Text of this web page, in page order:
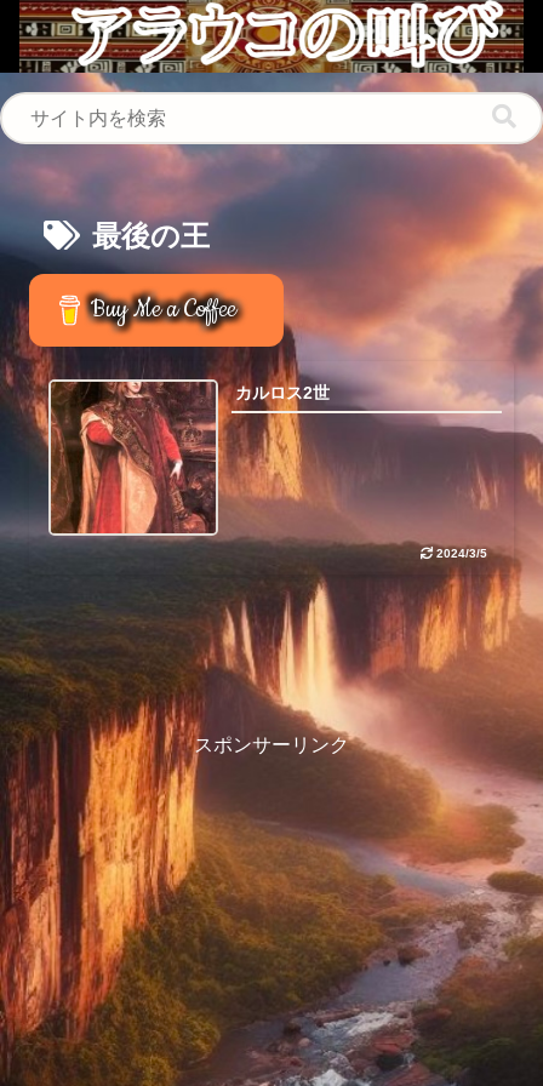
最後の王
Buy Me a Coffee
カルロス2世
2024/3/5
スポンサーリンク